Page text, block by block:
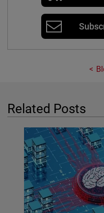
Related Posts